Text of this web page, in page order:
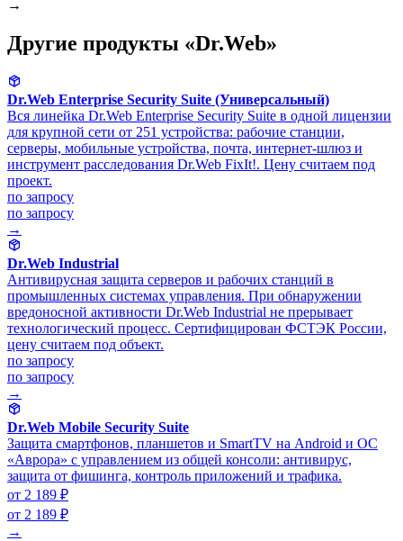
→
Другие продукты «Dr.Web»
Dr.Web Enterprise Security Suite (Универсальный)
Вся линейка Dr.Web Enterprise Security Suite в одной лицензии
для крупной сети от 251 устройства: рабочие станции,
серверы, мобильные устройства, почта, интернет-шлюз и
инструмент расследования Dr.Web FixIt!. Цену считаем под
проект.
по запросу
по запросу
→
Dr.Web Industrial
Антивирусная защита серверов и рабочих станций в
промышленных системах управления. При обнаружении
вредоносной активности Dr.Web Industrial не прерывает
технологический процесс. Сертифицирован ФСТЭК России,
цену считаем под объект.
по запросу
по запросу
→
Dr.Web Mobile Security Suite
Защита смартфонов, планшетов и SmartTV на Android и ОС
«Аврора» с управлением из общей консоли: антивирус,
защита от фишинга, контроль приложений и трафика.
от 2 189 ₽
от 2 189 ₽
→